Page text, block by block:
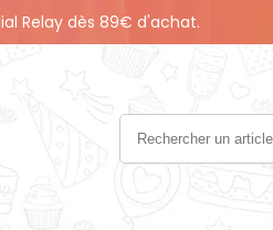
Relay dès 89€ d'achat.